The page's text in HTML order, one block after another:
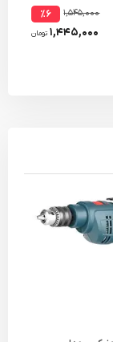
۱,۵۴۵,۰۰۰ ٪۶
۱,۴۴۵,۰۰۰ تومان